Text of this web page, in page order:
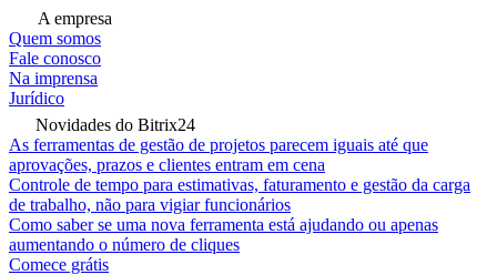
A empresa
Quem somos
Fale conosco
Na imprensa
Jurídico
Novidades do Bitrix24
As ferramentas de gestão de projetos parecem iguais até que
aprovações, prazos e clientes entram em cena
Controle de tempo para estimativas, faturamento e gestão da carga
de trabalho, não para vigiar funcionários
Como saber se uma nova ferramenta está ajudando ou apenas
aumentando o número de cliques
Comece grátis